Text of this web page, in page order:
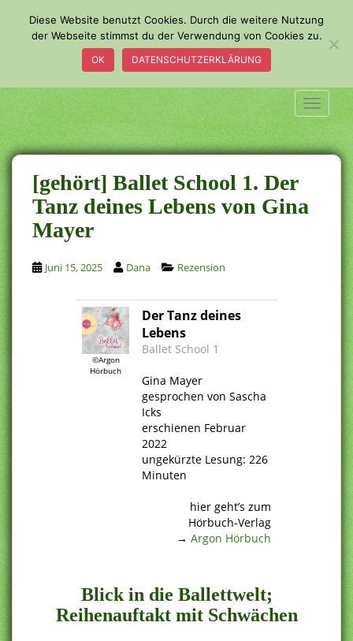
a
i
n
c
o
n
t
e
n
t
[gehört] Ballet School 1. Der
Tanz deines Lebens von Gina
Mayer
Juni 15, 2025 Dana Rezension
©Argon
Hörbuch
Der Tanz deines
Lebens
Ballet School 1
Gina Mayer
gesprochen von Sascha
Icks
erschienen Februar
2022
ungekürzte Lesung: 226
Minuten
hier geht’s zum
Hörbuch-Verlag
→ Argon Hörbuch
Blick in die Ballettwelt;
Reihenauftakt mit Schwächen
Diese Website benutzt Cookies. Durch die weitere Nutzung
der Webseite stimmst du der Verwendung von Cookies zu.
OK DATENSCHUTZERKLÄRUNG